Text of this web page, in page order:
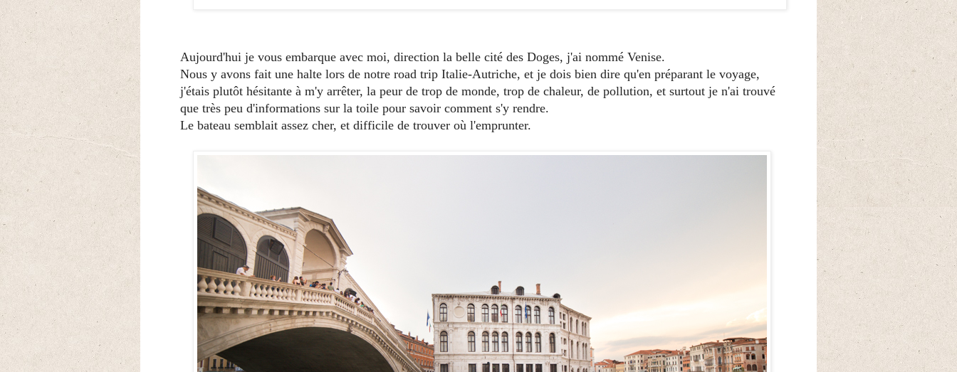
Aujourd'hui je vous embarque avec moi, direction la belle cité des Doges, j'ai nommé Venise.
Nous y avons fait une halte lors de notre road trip Italie-Autriche, et je dois bien dire qu'en préparant le voyage,
j'étais plutôt hésitante à m'y arrêter, la peur de trop de monde, trop de chaleur, de pollution, et surtout je n'ai trouvé
que très peu d'informations sur la toile pour savoir comment s'y rendre.
Le bateau semblait assez cher, et difficile de trouver où l'emprunter.